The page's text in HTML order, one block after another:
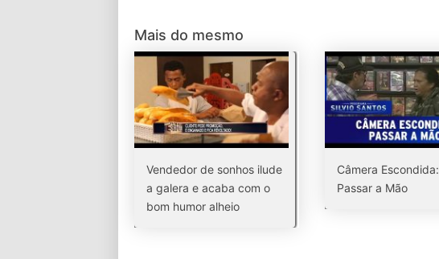
Mais do mesmo
Vendedor de sonhos ilude
a galera e acaba com o
bom humor alheio
Câmera Escondida:
Passar a Mão